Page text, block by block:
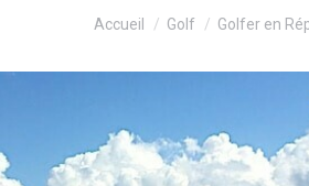
Vous êtes ici :
Accueil Golf Golfer en